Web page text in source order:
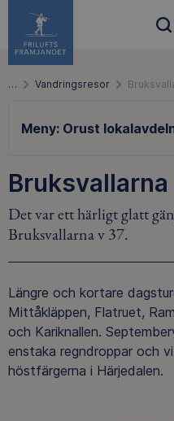
… Vandringsresor
Meny: Orust
Det var ett härligt glatt
Bruksvallarna v 37.
Längre och kortare
Mittåkläppen, Flatruet,
och Kariknallen.
enstaka regndroppar och
höstfärgerna i Härjedalen.